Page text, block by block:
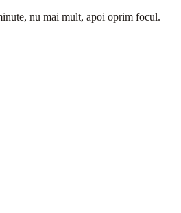
nu mai mult, apoi oprim focul.